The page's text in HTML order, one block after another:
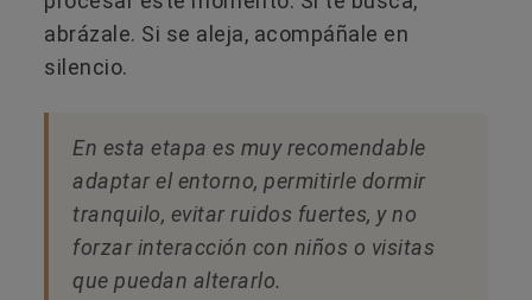
abrázale. Si se aleja, acompáñale en
silencio.
En esta etapa es muy recomendable
adaptar el entorno, permitirle dormir
tranquilo, evitar ruidos fuertes, y no
forzar interacción con niños o visitas
que puedan alterarlo.